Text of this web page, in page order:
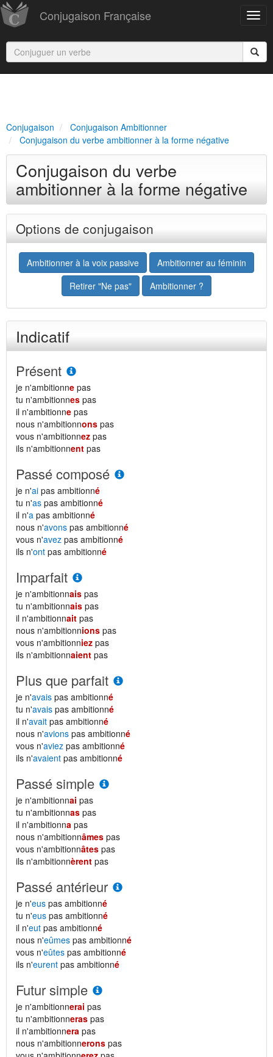
Conjugaison Française
Conjugaison
Conjugaison Ambitionner
Conjugaison du verbe ambitionner à la forme négative
Conjugaison du verbe
ambitionner à la forme négative
Options de conjugaison
Ambitionner à la voix passive
Ambitionner au féminin
Retirer "Ne pas"
Ambitionner ?
Indicatif
Présent
je n'ambitionne pas
tu n'ambitionnes pas
il n'ambitionne pas
nous n'ambitionnons pas
vous n'ambitionnez pas
ils n'ambitionnent pas
Passé composé
je n'ai pas ambitionné
tu n'as pas ambitionné
il n'a pas ambitionné
nous n'avons pas ambitionné
vous n'avez pas ambitionné
ils n'ont pas ambitionné
Imparfait
je n'ambitionnais pas
tu n'ambitionnais pas
il n'ambitionnait pas
nous n'ambitionnions pas
vous n'ambitionniez pas
ils n'ambitionnaient pas
Plus que parfait
je n'avais pas ambitionné
tu n'avais pas ambitionné
il n'avait pas ambitionné
nous n'avions pas ambitionné
vous n'aviez pas ambitionné
ils n'avaient pas ambitionné
Passé simple
je n'ambitionnai pas
tu n'ambitionnas pas
il n'ambitionna pas
nous n'ambitionnâmes pas
vous n'ambitionnâtes pas
ils n'ambitionnèrent pas
Passé antérieur
je n'eus pas ambitionné
tu n'eus pas ambitionné
il n'eut pas ambitionné
nous n'eûmes pas ambitionné
vous n'eûtes pas ambitionné
ils n'eurent pas ambitionné
Futur simple
je n'ambitionnerai pas
tu n'ambitionneras pas
il n'ambitionnera pas
nous n'ambitionnerons pas